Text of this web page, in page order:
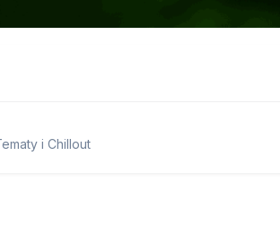
i Chillout